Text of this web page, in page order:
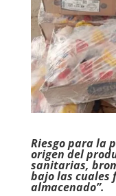
Riesgo para la
origen del
sanitarias,
bajo las cuales
almacenado”.